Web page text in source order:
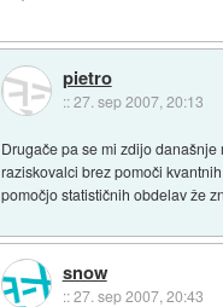
pietro
::27. sep 2007, 20:13
Drugače pa se mi zdijo
raziskovalci brez pomoči
pomočjo statističnih obdelav že
snow
::27. sep 2007, 20:43